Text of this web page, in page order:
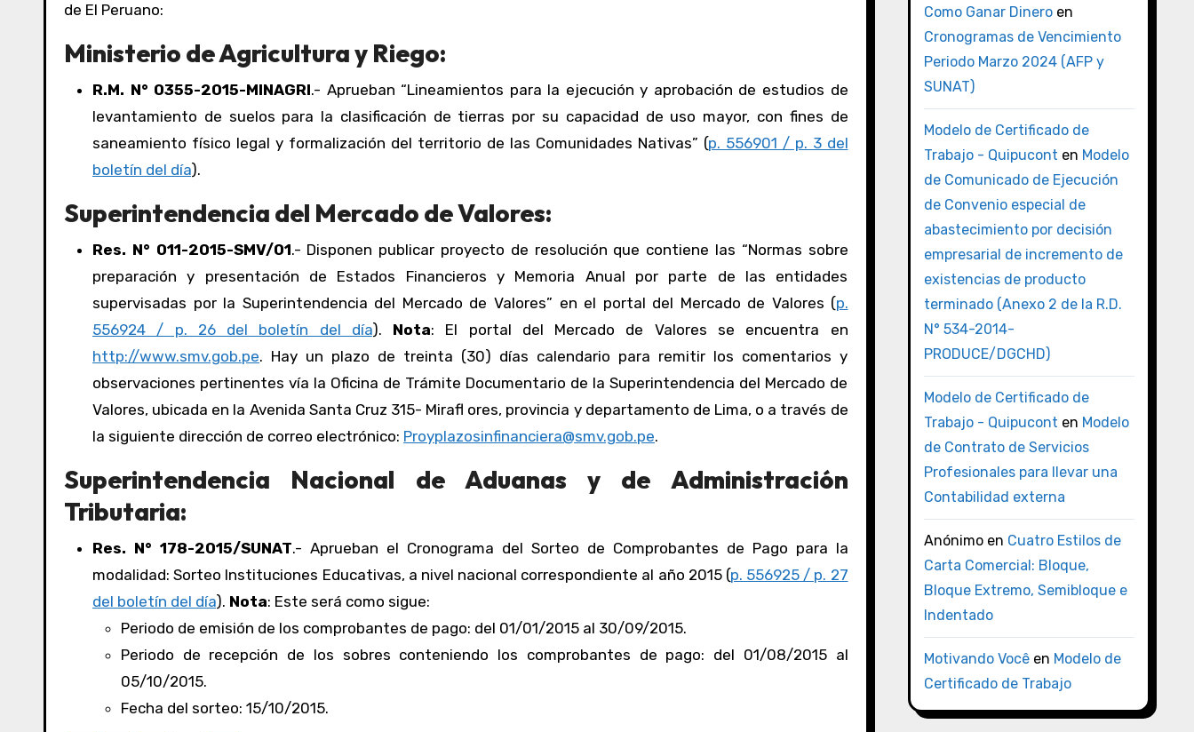
de El Peruano:
Ministerio de Agricultura y Riego:
R.M. N° 0355-2015-MINAGRI.- Aprueban “Lineamientos para la ejecución y aprobación de estudios de
levantamiento de suelos para la clasificación de tierras por su capacidad de uso mayor, con fines de
saneamiento físico legal y formalización del territorio de las Comunidades Nativas” (p. 556901 / p. 3 del
boletín del día).
Superintendencia del Mercado de Valores:
Res. N° 011-2015-SMV/01.- Disponen publicar proyecto de resolución que contiene las “Normas sobre
preparación y presentación de Estados Financieros y Memoria Anual por parte de las entidades
supervisadas por la Superintendencia del Mercado de Valores” en el portal del Mercado de Valores (p.
556924 / p. 26 del boletín del día). Nota: El portal del Mercado de Valores se encuentra en
http://www.smv.gob.pe. Hay un plazo de treinta (30) días calendario para remitir los comentarios y
observaciones pertinentes vía la Oficina de Trámite Documentario de la Superintendencia del Mercado de
Valores, ubicada en la Avenida Santa Cruz 315- Mirafl ores, provincia y departamento de Lima, o a través de
la siguiente dirección de correo electrónico: Proyplazosinfinanciera@smv.gob.pe.
Superintendencia Nacional de Aduanas y de Administración
Tributaria:
Res. N° 178-2015/SUNAT.- Aprueban el Cronograma del Sorteo de Comprobantes de Pago para la
modalidad: Sorteo Instituciones Educativas, a nivel nacional correspondiente al año 2015 (p. 556925 / p. 27
del boletín del día). Nota: Este será como sigue:
Periodo de emisión de los comprobantes de pago: del 01/01/2015 al 30/09/2015.
Periodo de recepción de los sobres conteniendo los comprobantes de pago: del 01/08/2015 al
05/10/2015.
Fecha del sorteo: 15/10/2015.
Como Ganar Dineroen
Cronogramas de Vencimiento
Periodo Marzo 2024 (AFP y
SUNAT)
Modelo de Certificado de
Trabajo - Quipucont en Modelo
de Comunicado de Ejecución
de Convenio especial de
abastecimiento por decisión
empresarial de incremento de
existencias de producto
terminado (Anexo 2 de la R.D.
N° 534-2014-
PRODUCE/DGCHD)
Modelo de Certificado de
Trabajo - Quipucont en Modelo
de Contrato de Servicios
Profesionales para llevar una
Contabilidad externa
Anónimoen Cuatro Estilos de
Carta Comercial: Bloque,
Bloque Extremo, Semibloque e
Indentado
Motivando Vocêen Modelo de
Certificado de Trabajo